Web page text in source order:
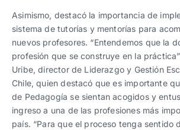
Asimismo, destacó la importancia de
sistema de tutorías y mentorías para
nuevos profesores. “Entendemos que la
profesión que se construye en la
Uribe, director de Liderazgo y Gestión
Chile, quien destacó que es importante
de Pedagogía se sientan acogidos y
ingreso a una de las profesiones más
país. “Para que el proceso tenga sentido